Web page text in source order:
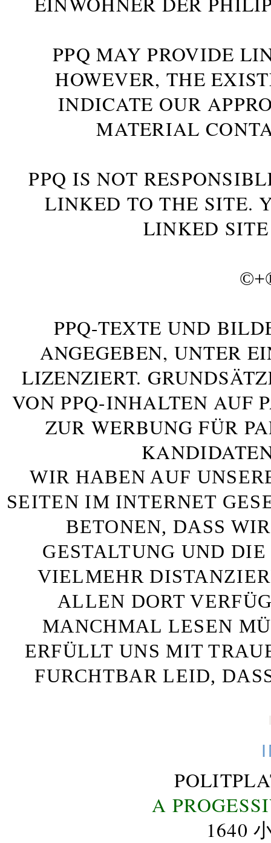
PPQ MAY PROVIDE
HOWEVER, THE
INDICATE OUR
MATERIAL
PPQ IS NOT
LINKED TO THE SITE.
LINKED
©+
PPQ-TEXTE UND
ANGEGEBEN, UNTER
LIZENZIERT.
VON PPQ-INHALTEN AUF
ZUR WERBUNG FÜR
WIR HABEN AUF
SEITEN IM INTERNET
BETONEN, DASS
GESTALTUNG UND
VIELMEHR
ALLEN DORT
MANCHMAL LESEN
ERFÜLLT UNS MIT
FURCHTBAR LEID,
A
1640